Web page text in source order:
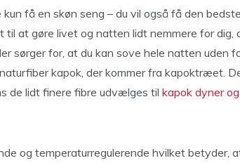
få en skøn seng – du vil også få den
til at gøre livet og natten lidt nemmere for dig,
sørger for, at du kan sove hele natten uden
kapok, der kommer fra kapoktræet.
de lidt finere fibre udvælges til kapok dyner
og temperaturregulerende hvilket betyder,